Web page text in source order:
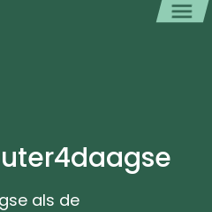
als de